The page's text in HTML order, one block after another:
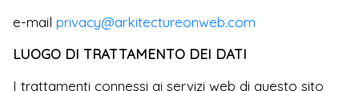
e-mail privacy@arkitectureonweb.com
LUOGO DI TRATTAMENTO DEI DATI
I trattamenti connessi ai servizi web di questo sito